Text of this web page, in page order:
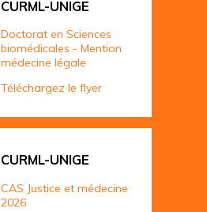
CURML-UNIGE
Doctorat en Sciences
biomédicales - Mention
médecine légale
Téléchargez le flyer
CURML-UNIGE
CAS Justice et médecine
2026